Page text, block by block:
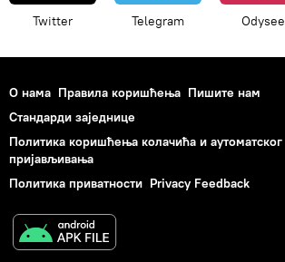
Twitter Telegram Odysee
О нама Правила коришћења Пишите нам
Стандарди заједнице
Политика коришћења колачића и аутоматског
пријављивања
Политика приватности Privacy Feedback